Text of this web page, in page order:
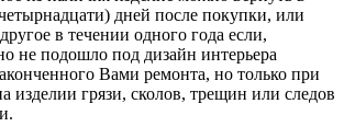
дней после покупки, или
в течении одного года если,
не подошло под дизайн интерьера
Вами ремонта, но только при
изделии грязи, сколов, трещин или следов